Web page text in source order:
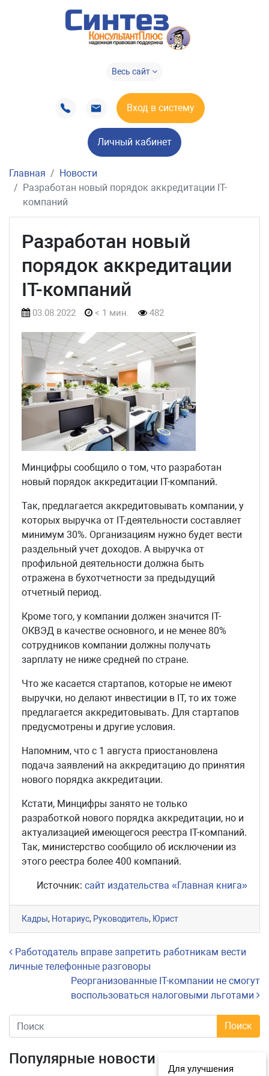
Весь сайт
Вход в систему
Личный кабинет
Главная
Новости
Разработан новый порядок аккредитации IT-
компаний
Разработан новый
порядок аккредитации
IT-компаний
03.08.2022 < 1 мин. 482
Минцифры сообщило о том, что разработан
новый порядок аккредитации IT-компаний.
Так, предлагается аккредитовывать компании, у
которых выручка от IТ-деятельности составляет
минимум 30%. Организациям нужно будет вести
раздельный учет доходов. А выручка от
профильной деятельности должна быть
отражена в бухотчетности за предыдущий
отчетный период.
Кроме того, у компании должен значится IT-
ОКВЭД в качестве основного, и не менее 80%
сотрудников компании должны получать
зарплату не ниже средней по стране.
Что же касается стартапов, которые не имеют
выручки, но делают инвестиции в IT, то их тоже
предлагается аккредитовывать. Для стартапов
предусмотрены и другие условия.
Напомним, что с 1 августа приостановлена
подача заявлений на аккредитацию до принятия
нового порядка аккредитации.
Кстати, Минцифры занято не только
разработкой нового порядка аккредитации, но и
актуализацией имеющегося реестра IT-компаний.
Так, министерство сообщило об исключении из
этого реестра более 400 компаний.
Источник: сайт издательства «Главная книга»
Кадры, Нотариус, Руководитель, Юрист
Навигация по записям
Работодатель вправе запретить работникам вести
личные телефонные разговоры
Реорганизованные IT-компании не смогут
воспользоваться налоговыми льготами
Популярные новости
Для улучшения